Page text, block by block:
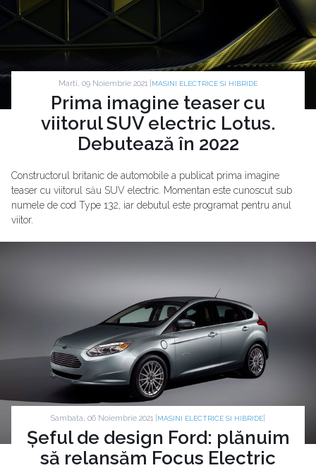
Marti, 09 Noiembrie 2021 | MASINI ELECTRICE SI HIBRIDE
Prima imagine teaser cu
viitorul SUV electric Lotus.
Debutează în 2022
Constructorul britanic de automobile a publicat prima imagine
teaser cu viitorul său SUV electric. Momentan este cunoscut sub
numele de cod Type 132, iar debutul este programat pentru anul
viitor.
Sambata, 06 Noiembrie 2021 | MASINI ELECTRICE SI HIBRIDE
Șeful de design Ford: plănuim
să relansăm Focus Electric